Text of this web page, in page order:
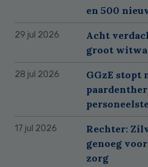
en 500
29 jul 2026
Acht
groot
28 jul 2026
GGzE stopt
17 jul 2026
Rechter:
genoeg
zorg